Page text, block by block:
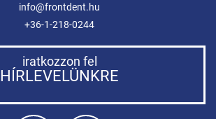
info@frontdent.hu
+36-1-218-0244
iratkozzon fel
HÍRLEVELÜNKRE